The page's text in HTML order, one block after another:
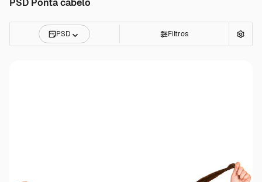
PSD Ponta cabelo
PSD Filtros